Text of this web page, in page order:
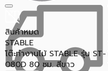
สินค้าหมด
STABLE
โต๊ะทำงานไม้ STABLE รุ่น ST-
080D 80 ซม. สีขาว